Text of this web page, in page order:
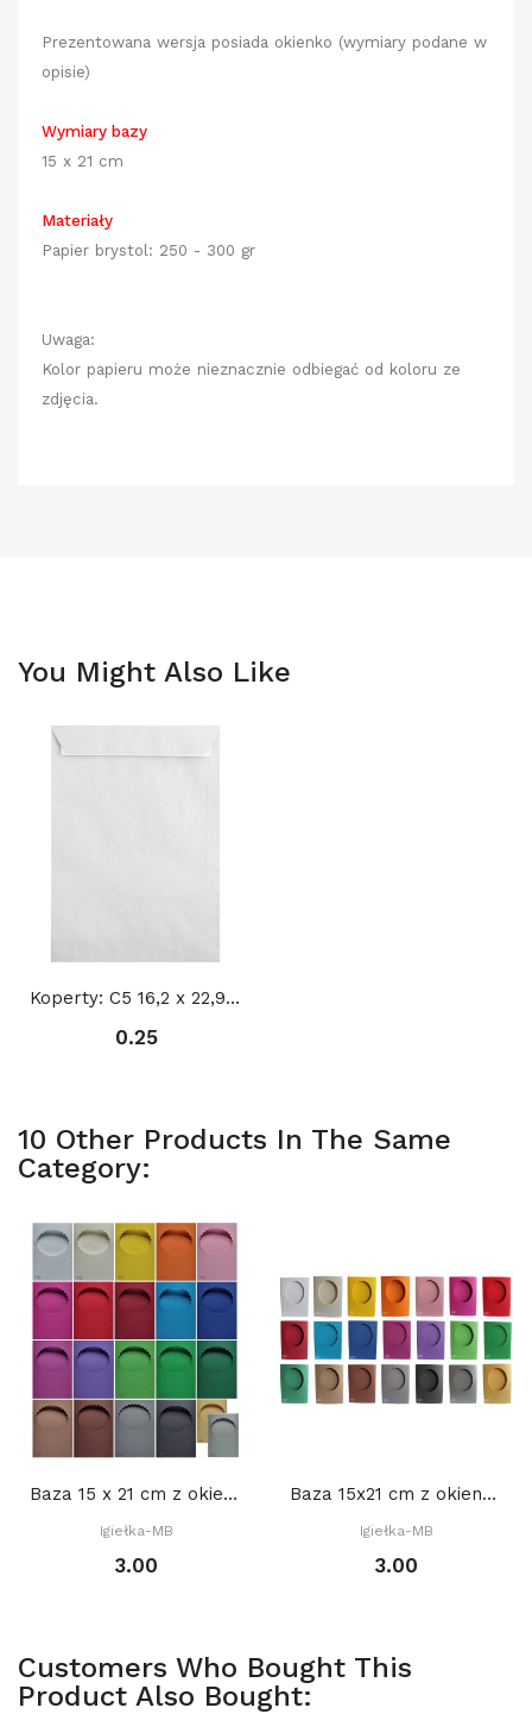
Prezentowana wersja posiada okienko (wymiary podane w
opisie)
Wymiary bazy
15 x 21 cm
Materiały
Papier brystol: 250 - 300 gr
Uwaga:
Kolor papieru może nieznacznie odbiegać od koloru ze
zdjęcia.
You Might Also Like
Koperty: C5 16,2 x 22,9 cm
0.25
10 Other Products In The Same
Category:
Baza 15 x 21 cm z okienkiem OWAL DEKORACYJNY 2....
Igiełka-MB
3.00
Baza 15x21 cm z okienkiem OWAL 9,5 x 12 cm,...
Igiełka-MB
3.00
Customers Who Bought This
Product Also Bought: